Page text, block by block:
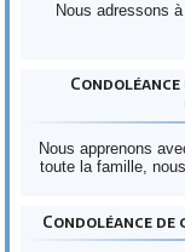
Nous adressons
Nous apprenons
toute la famille,
Condoléance